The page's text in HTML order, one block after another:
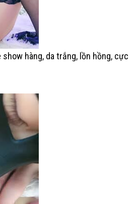
hàng, da trắng, lồn hồng, cực